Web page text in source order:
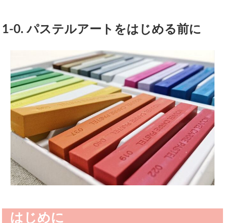
1-0. パステルアートをはじめる前に
はじめに